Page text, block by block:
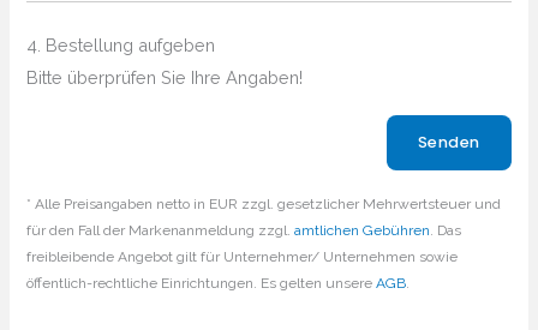
4. Bestellung aufgeben
Bitte überprüfen Sie Ihre Angaben!
* Alle Preisangaben netto in EUR zzgl. gesetzlicher Mehrwertsteuer und
für den Fall der Markenanmeldung zzgl.amtlichen Gebühren. Das
freibleibende Angebot gilt für Unternehmer/ Unternehmen sowie
öffentlich-rechtliche Einrichtungen. Es gelten unsereAGB.